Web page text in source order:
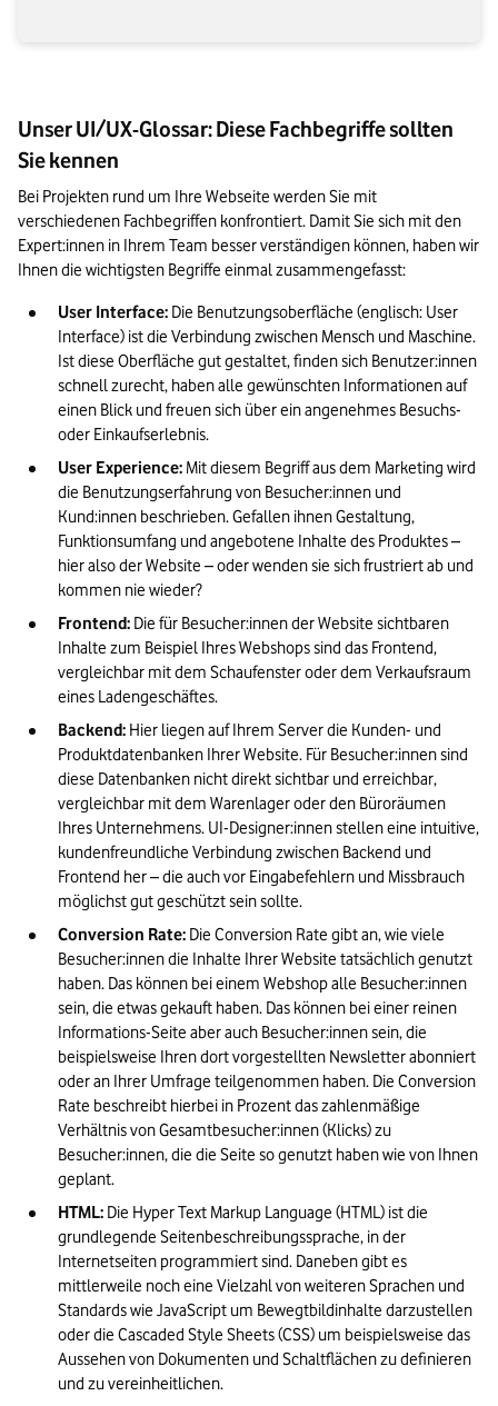
Unser UI/UX-Glossar: Diese Fachbegriffe sollten
Sie kennen
Bei Projekten rund um Ihre Webseite werden Sie mit
verschiedenen Fachbegriffen konfrontiert. Damit Sie sich mit den
Expert:innen in Ihrem Team besser verständigen können, haben wir
Ihnen die wichtigsten Begriffe einmal zusammengefasst:
User Interface: Die Benutzungsoberfläche (englisch: User
Interface) ist die Verbindung zwischen Mensch und Maschine.
Ist diese Oberfläche gut gestaltet, finden sich Benutzer:innen
schnell zurecht, haben alle gewünschten Informationen auf
einen Blick und freuen sich über ein angenehmes Besuchs-
oder Einkaufserlebnis.
User Experience: Mit diesem Begriff aus dem Marketing wird
die Benutzungserfahrung von Besucher:innen und
Kund:innen beschrieben. Gefallen ihnen Gestaltung,
Funktionsumfang und angebotene Inhalte des Produktes –
hier also der Website – oder wenden sie sich frustriert ab und
kommen nie wieder?
Frontend: Die für Besucher:innen der Website sichtbaren
Inhalte zum Beispiel Ihres Webshops sind das Frontend,
vergleichbar mit dem Schaufenster oder dem Verkaufsraum
eines Ladengeschäftes.
Backend: Hier liegen auf Ihrem Server die Kunden- und
Produktdatenbanken Ihrer Website. Für Besucher:innen sind
diese Datenbanken nicht direkt sichtbar und erreichbar,
vergleichbar mit dem Warenlager oder den Büroräumen
Ihres Unternehmens. UI-Designer:innen stellen eine intuitive,
kundenfreundliche Verbindung zwischen Backend und
Frontend her – die auch vor Eingabefehlern und Missbrauch
möglichst gut geschützt sein sollte.
Conversion Rate: Die Conversion Rate gibt an, wie viele
Besucher:innen die Inhalte Ihrer Website tatsächlich genutzt
haben. Das können bei einem Webshop alle Besucher:innen
sein, die etwas gekauft haben. Das können bei einer reinen
Informations-Seite aber auch Besucher:innen sein, die
beispielsweise Ihren dort vorgestellten Newsletter abonniert
oder an Ihrer Umfrage teilgenommen haben. Die Conversion
Rate beschreibt hierbei in Prozent das zahlenmäßige
Verhältnis von Gesamtbesucher:innen (Klicks) zu
Besucher:innen, die die Seite so genutzt haben wie von Ihnen
geplant.
HTML: Die Hyper Text Markup Language (HTML) ist die
grundlegende Seitenbeschreibungssprache, in der
Internetseiten programmiert sind. Daneben gibt es
mittlerweile noch eine Vielzahl von weiteren Sprachen und
Standards wie JavaScript um Bewegtbildinhalte darzustellen
oder die Cascaded Style Sheets (CSS) um beispielsweise das
Aussehen von Dokumenten und Schaltflächen zu definieren
und zu vereinheitlichen.